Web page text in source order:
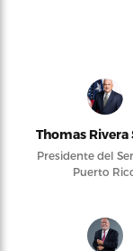
Thomas Rivera
Presidente del
Puerto